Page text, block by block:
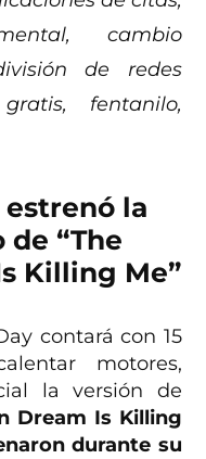
cambio
de redes
fentanilo,
la
“The
Killing Me”
contará con 15
motores,
la versión de
Dream Is Killing
durante su